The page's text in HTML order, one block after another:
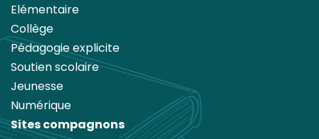
Elémentaire
Collège
Pédagogie explicite
Soutien scolaire
Jeunesse
Numérique
Sites compagnons